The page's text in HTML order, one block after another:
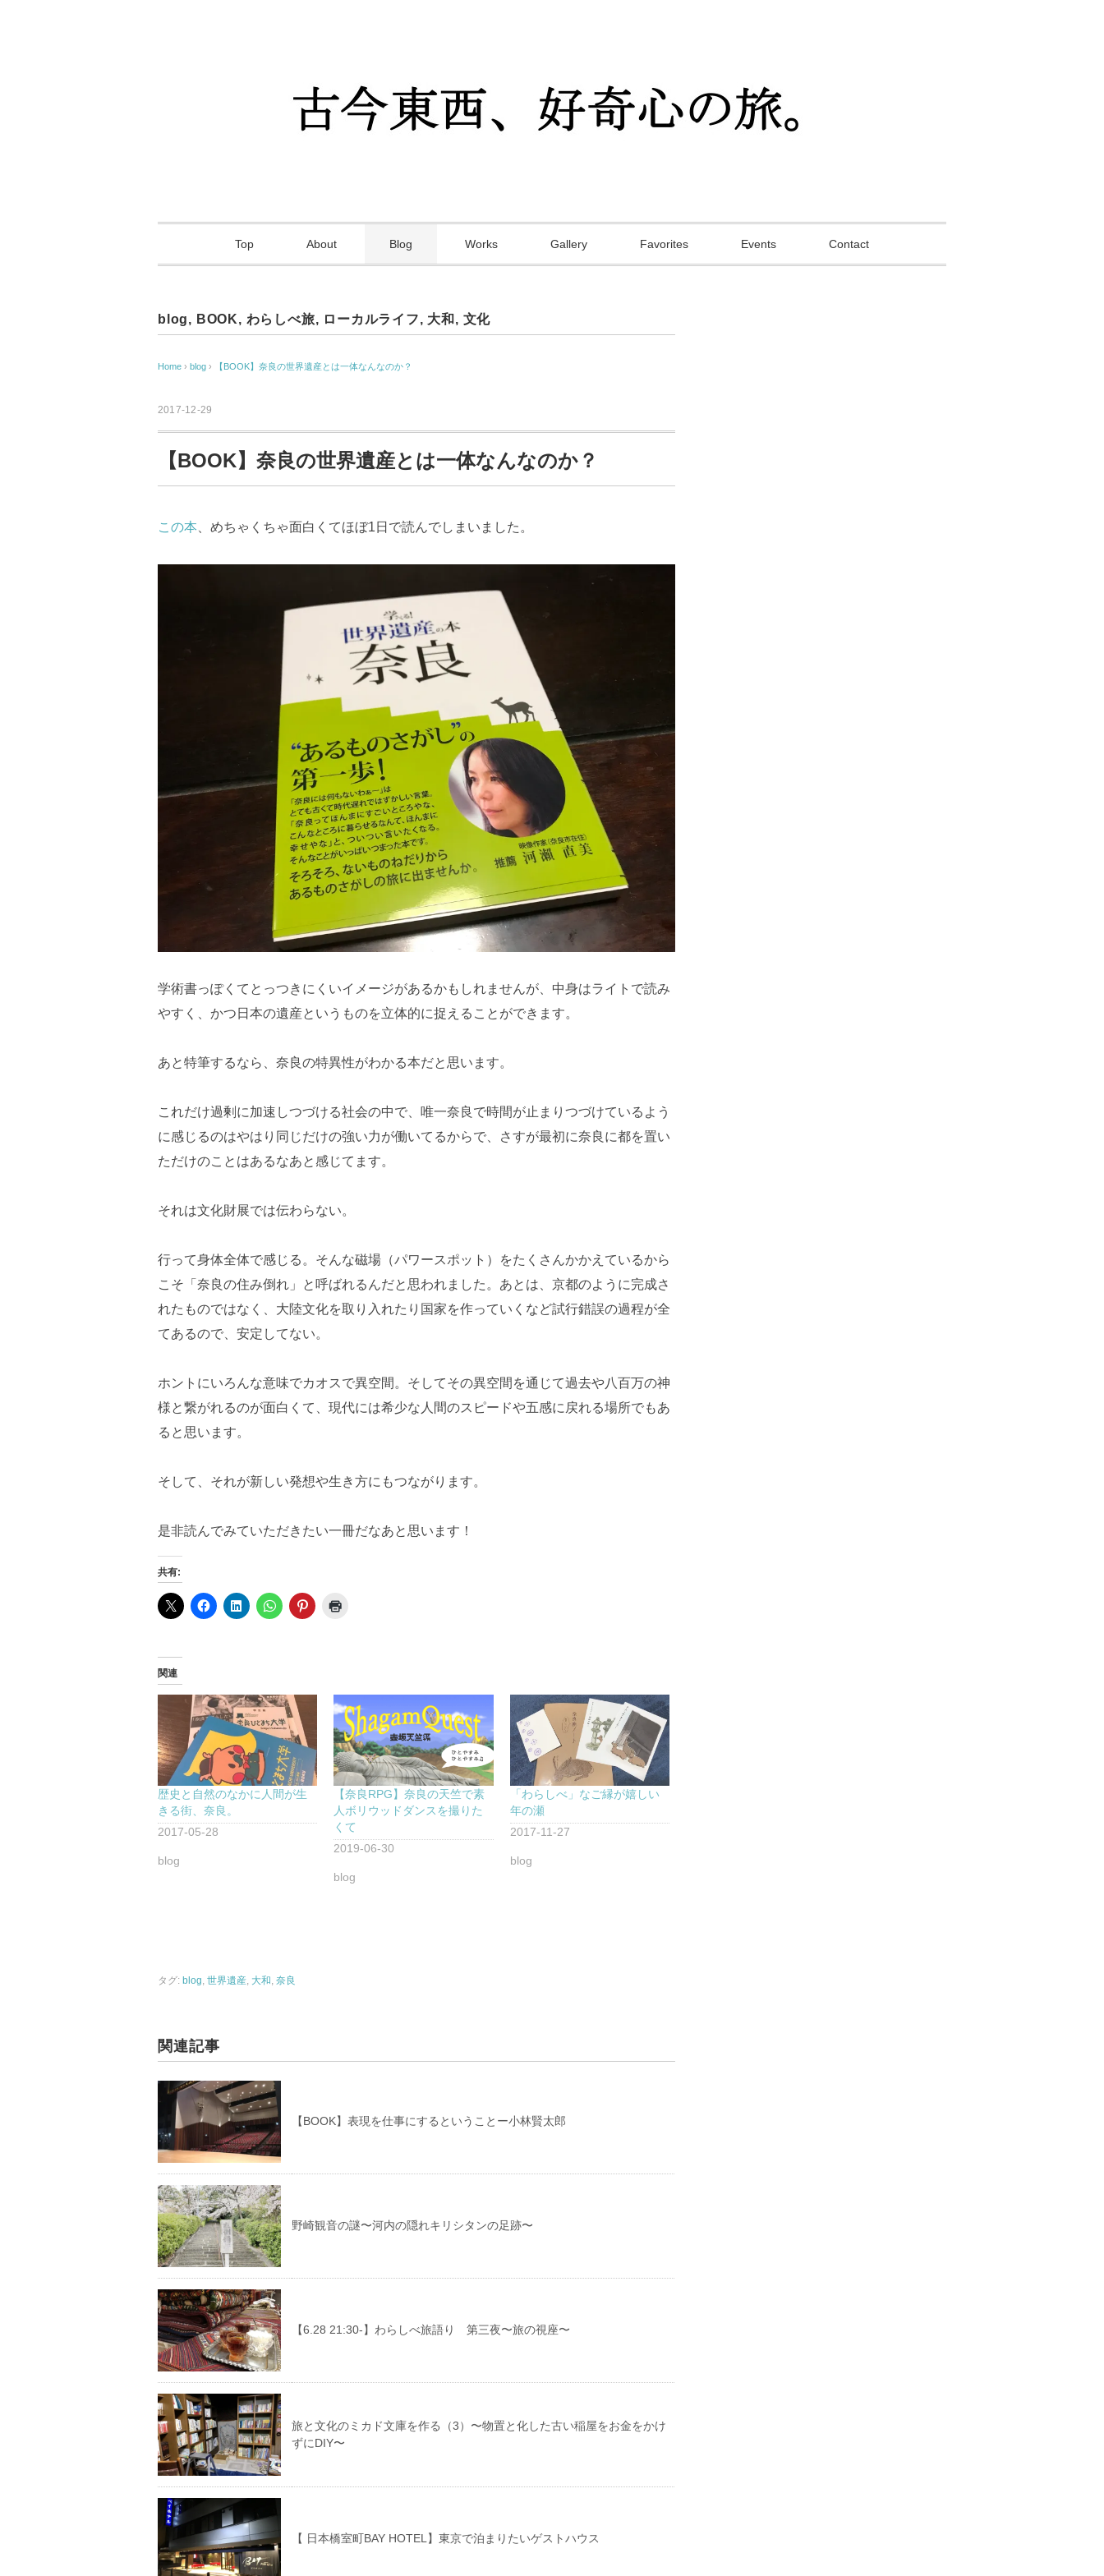
Top About Blog Works Gallery Favorites Events Contact
blog, BOOK, わらしべ旅, ローカルライフ, 大和 , 文化
Home › blog › 【BOOK】奈良の世界遺産とは一体なんなのか？
2017-12-29
【BOOK】奈良の世界遺産とは一体なんなのか？
この本 、めちゃくちゃ面白くてほぼ1日で読んでしまいました。
学術書っぽくてとっつきにくいイメージがあるかもしれませんが、中身はライトで読み
やすく、かつ日本の遺産というものを立体的に捉えることができます。
あと特筆するなら、奈良の特異性がわかる本だと思います。
これだけ過剰に加速しつづける社会の中で、唯一奈良で時間が止まりつづけているよう
に感じるのはやはり同じだけの強い力が働いてるからで、さすが最初に奈良に都を置い
ただけのことはあるなあと感じてます。
それは文化財展では伝わらない。
行って身体全体で感じる。そんな磁場（パワースポット）をたくさんかかえているから
こそ「奈良の住み倒れ」と呼ばれるんだと思われました。あとは、京都のように完成さ
れたものではなく、大陸文化を取り入れたり国家を作っていくなど試行錯誤の過程が全
てあるので、安定してない。
ホントにいろんな意味でカオスで異空間。そしてその異空間を通じて過去や八百万の神
様と繋がれるのが面白くて、現代には希少な人間のスピードや五感に戻れる場所でもあ
ると思います。
そして、それが新しい発想や生き方にもつながります。
是非読んでみていただきたい一冊だなあと思います！
共有:
関連
歴史と自然のなかに人間が生
きる街、奈良。
2017-05-28
blog
【奈良RPG】奈良の天竺で素
人ボリウッドダンスを撮りた
くて
2019-06-30
blog
「わらしべ」なご縁が嬉しい
年の瀬
2017-11-27
blog
タグ: blog, 世界遺産, 大和, 奈良
関連記事
【BOOK】表現を仕事にするということー小林賢太郎
野崎観音の謎〜河内の隠れキリシタンの足跡〜
【6.28 21:30-】わらしべ旅語り 第三夜〜旅の視座〜
旅と文化のミカド文庫を作る（3）〜物置と化した古い稲屋をお金をかけ
ずにDIY〜
【 日本橋室町BAY HOTEL】東京で泊まりたいゲストハウス